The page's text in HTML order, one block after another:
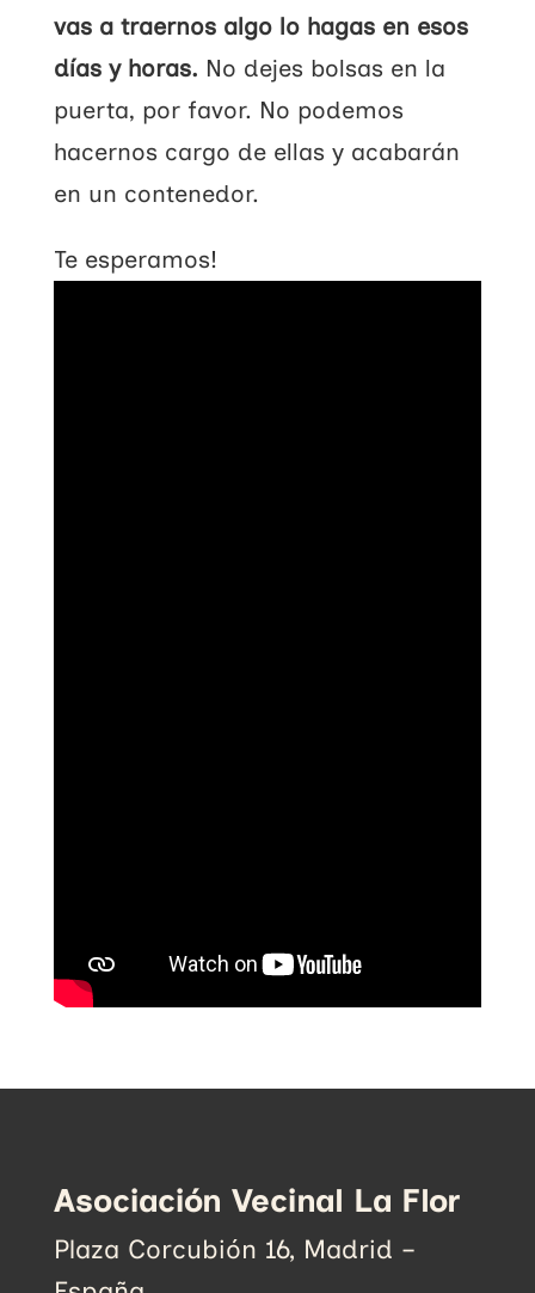
vas a traernos algo lo hagas en esos
días y horas. No dejes bolsas en la
puerta, por favor. No podemos
hacernos cargo de ellas y acabarán
en un contenedor.
Te esperamos!
Asociación Vecinal La Flor
Plaza Corcubión 16, Madrid –